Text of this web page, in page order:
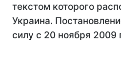
текстом которого
Украина.
силу с 20 ноября 2009